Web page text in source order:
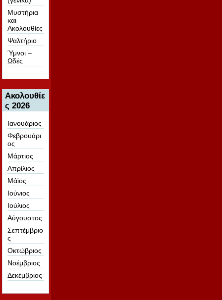
Μυστήρια
και
Ακολουθίες
Ψαλτήριο
Ύμνοι –
Ωδές
Ακολουθίε
ς 2026
Ιανουάριος
Φεβρουάρι
ος
Μάρτιος
Απρίλιος
Μάϊος
Ιούνιος
Ιούλιος
Αύγουστος
Σεπτέμβριο
ς
Οκτώβριος
Νοέμβριος
Δεκέμβριος